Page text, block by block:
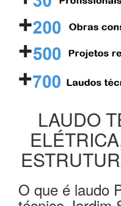
LAUDO
O que é laudo